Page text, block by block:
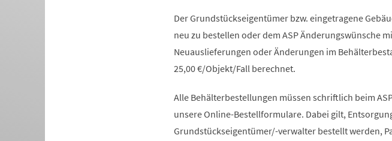
Der Grundstückseigentümer bzw. eingetragene
neu zu bestellen oder dem ASP Änderungswünsche
Neuauslieferungen oder Änderungen im
25,00 €/Objekt/Fall berechnet.
Alle Behälterbestellungen müssen schriftlich beim
unsere Online-Bestellformulare. Dabei gilt,
Grundstückseigentümer/-verwalter bestellt werden,